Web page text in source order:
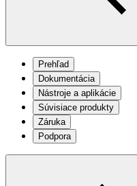
Prehľad
Dokumentácia
Nástroje a aplikácie
Súvisiace produkty
Záruka
Podpora